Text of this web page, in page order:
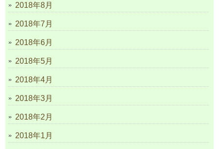
2018年8月
2018年7月
2018年6月
2018年5月
2018年4月
2018年3月
2018年2月
2018年1月